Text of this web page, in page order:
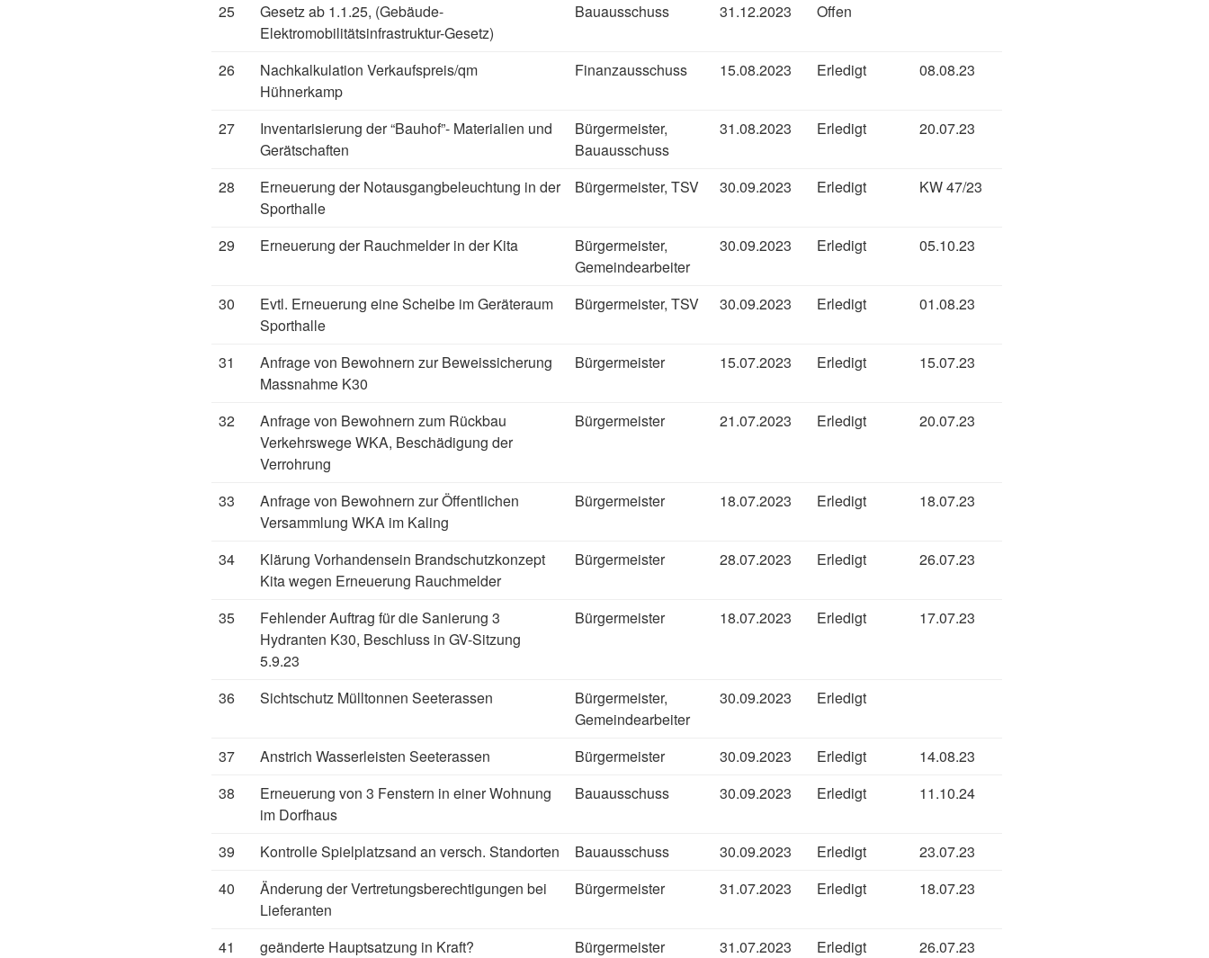
25
Gesetz ab 1.1.25, (Gebäude-
Elektromobilitätsinfrastruktur-Gesetz)
Bauausschuss 31.12.2023 Offen
26
Nachkalkulation Verkaufspreis/qm
Hühnerkamp
Finanzausschuss 15.08.2023 Erledigt 08.08.23
27
Inventarisierung der “Bauhof”- Materialien und
Gerätschaften
Bürgermeister,
Bauausschuss
31.08.2023 Erledigt 20.07.23
28
Erneuerung der Notausgangbeleuchtung in der
Sporthalle
Bürgermeister, TSV 30.09.2023 Erledigt KW 47/23
29 Erneuerung der Rauchmelder in der Kita
Bürgermeister,
Gemeindearbeiter
30.09.2023 Erledigt 05.10.23
30
Evtl. Erneuerung eine Scheibe im Geräteraum
Sporthalle
Bürgermeister, TSV 30.09.2023 Erledigt 01.08.23
31
Anfrage von Bewohnern zur Beweissicherung
Massnahme K30
Bürgermeister 15.07.2023 Erledigt 15.07.23
32
Anfrage von Bewohnern zum Rückbau
Verkehrswege WKA, Beschädigung der
Verrohrung
Bürgermeister 21.07.2023 Erledigt 20.07.23
33
Anfrage von Bewohnern zur Öffentlichen
Versammlung WKA im Kaling
Bürgermeister 18.07.2023 Erledigt 18.07.23
34
Klärung Vorhandensein Brandschutzkonzept
Kita wegen Erneuerung Rauchmelder
Bürgermeister 28.07.2023 Erledigt 26.07.23
35
Fehlender Auftrag für die Sanierung 3
Hydranten K30, Beschluss in GV-Sitzung
5.9.23
Bürgermeister 18.07.2023 Erledigt 17.07.23
36 Sichtschutz Mülltonnen Seeterassen
Bürgermeister,
Gemeindearbeiter
30.09.2023 Erledigt
37 Anstrich Wasserleisten Seeterassen Bürgermeister 30.09.2023 Erledigt
14.08.23
38
Erneuerung von 3 Fenstern in einer Wohnung
im Dorfhaus
Bauausschuss 30.09.2023 Erledigt 11.10.24
39 Kontrolle Spielplatzsand an versch. Standorten Bauausschuss 30.09.2023 Erledigt
23.07.23
40
Änderung der Vertretungsberechtigungen bei
Lieferanten
Bürgermeister 31.07.2023 Erledigt 18.07.23
41 geänderte Hauptsatzung in Kraft? Bürgermeister 31.07.2023 Erledigt
26.07.23